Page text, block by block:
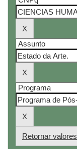
Retornar valores